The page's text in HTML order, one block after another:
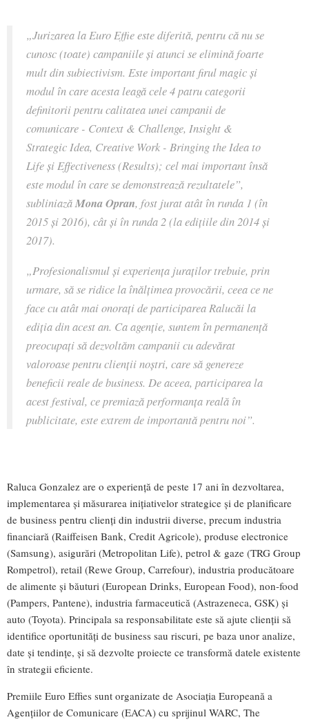
„Jurizarea la Euro Effie este diferită, pentru că nu se
cunosc (toate) campaniile și atunci se elimină foarte
mult din subiectivism. Este important firul magic și
modul în care acesta leagă cele 4 patru categorii
definitorii pentru calitatea unei campanii de
comunicare - Context & Challenge, Insight &
Strategic Idea, Creative Work - Bringing the Idea to
Life și Effectiveness (Results); cel mai important însă
este modul în care se demonstrează rezultatele”,
subliniazăMona Opran, fost jurat atât în runda 1 (în
2015 și 2016), cât și în runda 2 (la edițiile din 2014 şi
2017).
„Profesionalismul și experiența juraților trebuie, prin
urmare, să se ridice la înălțimea provocării, ceea ce ne
face cu atât mai onorați de participarea Ralucăi la
ediția din acest an. Ca agenție, suntem în permanență
preocupați să dezvoltăm campanii cu adevărat
valoroase pentru clienții noștri, care să genereze
beneficii reale de business. De aceea, participarea la
acest festival, ce premiază performanța reală în
publicitate, este extrem de importantă pentru noi”.
Raluca Gonzalez are o experiență de peste 17 ani în dezvoltarea,
implementarea și măsurarea inițiativelor strategice și de planificare
de business pentru clienți din industrii diverse, precum industria
financiară (Raiffeisen Bank, Credit Agricole), produse electronice
(Samsung), asigurări (Metropolitan Life), petrol & gaze (TRG Group
Rompetrol), retail (Rewe Group, Carrefour), industria producătoare
de alimente și băuturi (European Drinks, European Food), non-food
(Pampers, Pantene), industria farmaceutică (Astrazeneca, GSK) și
auto (Toyota). Principala sa responsabilitate este să ajute clienții să
identifice oportunități de business sau riscuri, pe baza unor analize,
date și tendințe, și să dezvolte proiecte ce transformă datele existente
în strategii eficiente.
Premiile Euro Effies sunt organizate de Asociația Europeană a
Agențiilor de Comunicare (EACA) cu sprijinul WARC, The